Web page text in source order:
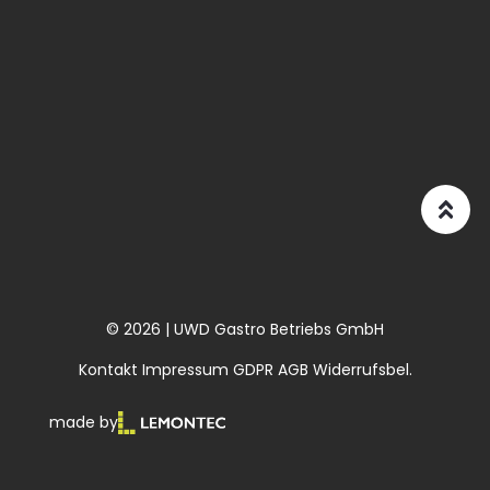
© 2026 | UWD Gastro Betriebs GmbH
Kontakt Impressum GDPR AGB Widerrufsbel.
made by